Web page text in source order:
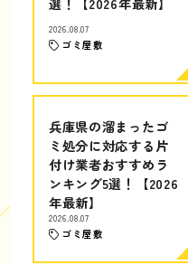
2026.08.07
ゴミ屋敷
兵庫県の溜まったゴ
ミ処分に対応する片
付け業者おすすめラ
ンキング5選！【2026
年最新】
2026.08.07
ゴミ屋敷